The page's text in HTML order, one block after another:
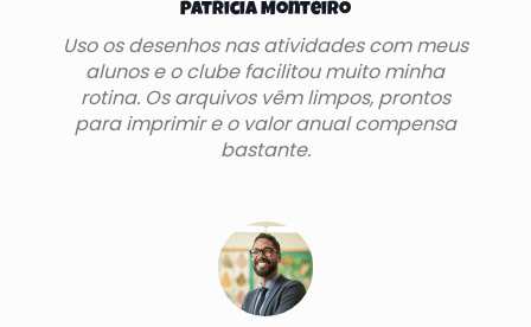
Patricia Monteiro
Uso os desenhos nas atividades com meus
alunos e o clube facilitou muito minha
rotina. Os arquivos vêm limpos, prontos
para imprimir e o valor anual compensa
bastante.